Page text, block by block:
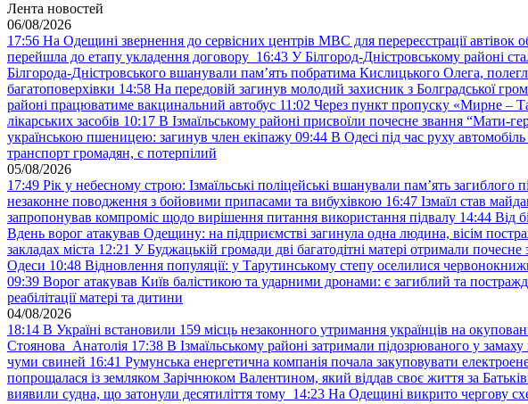
Лента новостей
06/08/2026
17:56 На Одещині звернення до сервісних центрів МВС для перереєстрації автівок
перейшла до етапу укладення договору 16:43 У Білгород-Дністровському районі
Білгорода-Дністровського вшанували пам’ять побратима Кислицького Олега,
багатоповерхівки 14:58 На передовій загинув молодий захисник з Болградської
районі працюватиме вакцинальний автобус 11:02 Через пункт пропуску «Мирне –
лікарських засобів 10:17 В Ізмаїльському районі присвоїли почесне звання “Мати-
українською пшеницею: загинув член екіпажу 09:44 В Одесі під час руху
транспорт громадян, є потерпілий
05/08/2026
17:49 Рік у небесному строю: Ізмаїльські поліцейські вшанували пам’ять
незаконне поводження з бойовими припасами та вибухівкою 16:47 Ізмаїл став
запропонував компроміс щодо вирішення питання використання підвалу 14:44 Від
Вдень ворог атакував Одещину: на підприємстві загинула одна людина, вісім
закладах міста 12:21 У Буджацькій громади дві багатодітні матері отримали
Одеси 10:48 Відновлення популяції: у Тарутинському степу оселилися
09:39 Ворог атакував Київ балістикою та ударними дронами: є загиблий та
реабілітації матері та дитини
04/08/2026
18:14 В Україні встановили 159 місць незаконного утримання українців на
Стоянова Анатолія 17:38 В Ізмаїльському районі затримали підозрюваного у
чуми свиней 16:41 Румунська енергетична компанія почала закуповувати
попрощалася із земляком Зарічнюком Валентином, який віддав своє життя за
виявили судна, що затонули десятиліття тому 14:23 На Одещині викрито чергову